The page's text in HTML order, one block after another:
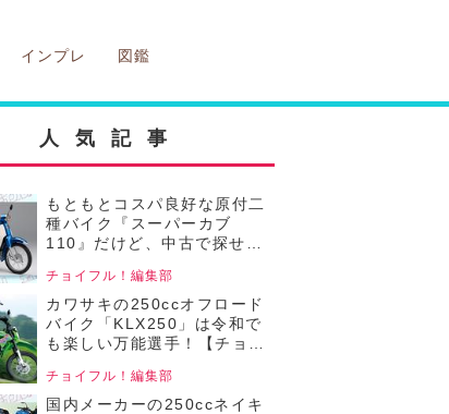
インプレ 図鑑
人気記事
もともとコスパ良好な原付二
種バイク『スーパーカブ
110』だけど、中古で探せば
レジャーまで、便利で楽しい
頼れる相棒！【チョイフル！
おすすめの中古バイク価格リ
サーチ／2025年5月版】
チョイフル！編集部
カワサキの250ccオフロード
バイク「KLX250」は令和で
も楽しい万能選手！【チョイ
書／Kawasaki
KLX250（2008～2016）】
チョイフル！編集部
国内メーカーの250ccネイキ